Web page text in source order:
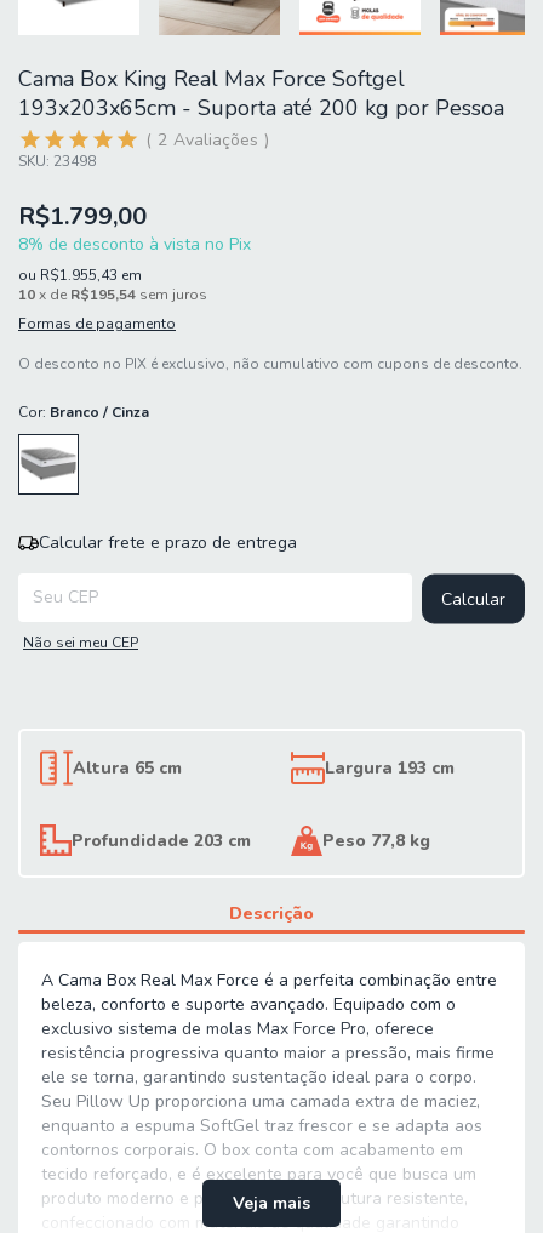
Cama Box King Real Max Force Softgel
193x203x65cm - Suporta até 200 kg por Pessoa
2 Avaliações
SKU: 23498
R$1.799,00
8% de desconto à vista no Pix
ou R$1.955,43 em
10x de R$195,54 sem juros
Formas de pagamento
O desconto no PIX é exclusivo, não cumulativo com cupons de desconto.
Cor: Branco / Cinza
Calcular frete e prazo de entrega
Calcular
Não sei meu CEP
Altura 65 cm Largura 193 cm
Profundidade 203 cm Peso 77,8 kg
Descrição
A Cama Box Real Max Force é a perfeita combinação entre
beleza, conforto e suporte avançado. Equipado com o
exclusivo sistema de molas Max Force Pro, oferece
resistência progressiva quanto maior a pressão, mais firme
ele se torna, garantindo sustentação ideal para o corpo.
Seu Pillow Up proporciona uma camada extra de maciez,
enquanto a espuma SoftGel traz frescor e se adapta aos
contornos corporais. O box conta com acabamento em
tecido reforçado, e é excelente para você que busca um
produto moderno e prático. Possui estrutura resistente,
confeccionado com materiais de qualidade garantindo
Veja mais